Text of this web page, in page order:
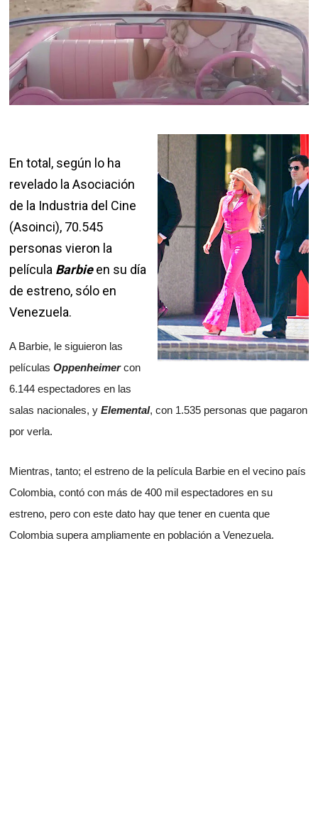
En total, según lo ha
revelado la Asociación
de la Industria del Cine
(Asoinci), 70.545
personas vieron la
película Barbieen su día
de estreno, sólo en
Venezuela.
A Barbie, le siguieron las
películasOppenheimercon
6.144 espectadores en las
salas nacionales, yElemental, con 1.535 personas que pagaron
por verla.
Mientras, tanto; el estreno de la película Barbie en el vecino país
Colombia, contó con más de 400 mil espectadores en su
estreno, pero con este dato hay que tener en cuenta que
Colombia supera ampliamente en población a Venezuela.